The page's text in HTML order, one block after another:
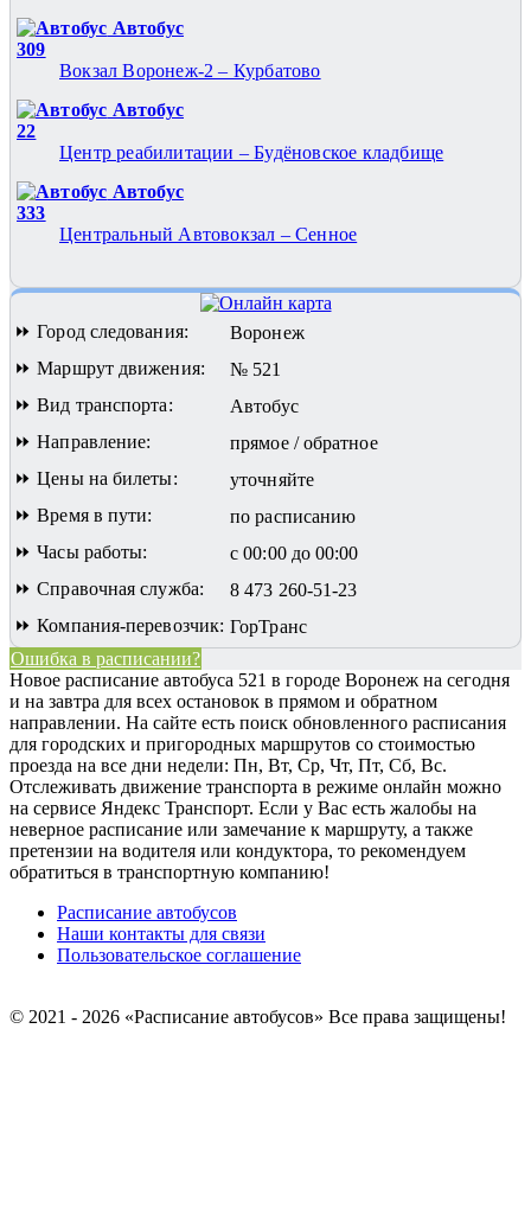
Автобус
309
Вокзал Воронеж-2 – Курбатово
Автобус
22
Центр реабилитации – Будёновское кладбище
Автобус
333
Центральный Автовокзал – Сенное
⏩ Город следования:
Воронеж
⏩ Маршрут движения:
№ 521
⏩ Вид транспорта:
Автобус
⏩ Направление:
прямое / обратное
⏩ Цены на билеты:
уточняйте
⏩ Время в пути:
по расписанию
⏩ Часы работы:
с 00:00 до 00:00
⏩ Справочная служба:
8 473 260-51-23
⏩ Компания-перевозчик: ГорТранс
Ошибка в расписании?
Новое расписание автобуса 521 в городе Воронеж на сегодня
и на завтра для всех остановок в прямом и обратном
направлении. На сайте есть поиск обновленного расписания
для городских и пригородных маршрутов со стоимостью
проезда на все дни недели: Пн, Вт, Ср, Чт, Пт, Сб, Вс.
Отслеживать движение транспорта в режиме онлайн можно
на сервисе Яндекс Транспорт. Если у Вас есть жалобы на
неверное расписание или замечание к маршруту, а также
претензии на водителя или кондуктора, то рекомендуем
обратиться в транспортную компанию!
Расписание автобусов
Наши контакты для связи
Пользовательское соглашение
© 2021 - 2026 «Расписание автобусов» Все права защищены!